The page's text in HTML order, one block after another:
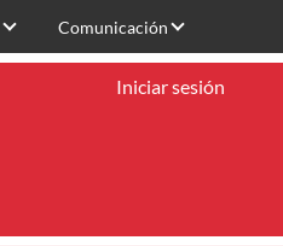
Comunicación
Iniciar sesión